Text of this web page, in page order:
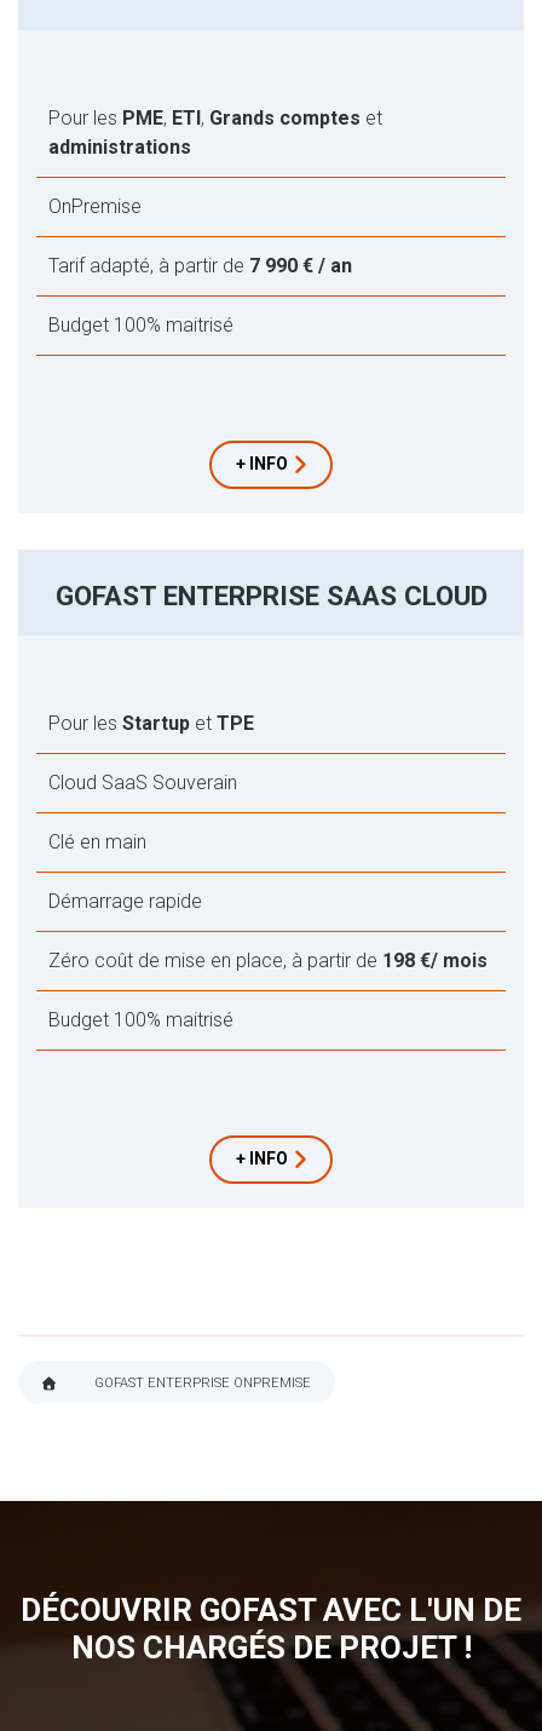
Pour les PME, ETI, Grands comptes et
administrations
OnPremise
Tarif adapté, à partir de 7 990 € / an
Budget 100% maitrisé
+ INFO
GOFAST ENTERPRISE SAAS CLOUD
Pour les Startup et TPE
Cloud SaaS Souverain
Clé en main
Démarrage rapide
Zéro coût de mise en place, à partir de 198 €/ mois
Budget 100% maitrisé
+ INFO
GOFAST ENTERPRISE ONPREMISE
DÉCOUVRIR GOFAST AVEC L'UN DE
NOS CHARGÉS DE PROJET !